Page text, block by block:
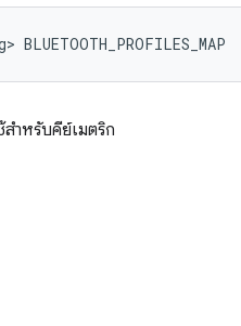
ำหรับคีย์เมตริก